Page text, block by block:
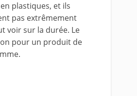
plastiques, et ils
pas extrêmement
voir sur la durée. Le
pour un produit de